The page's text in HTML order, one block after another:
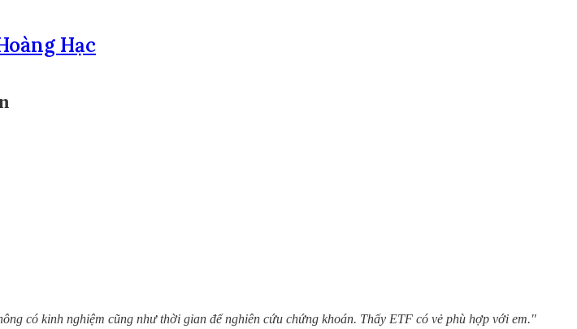
Hạc
có kinh nghiệm cũng như thời gian để nghiên cứu chứng khoán. Thấy ETF có vẻ phù hợp với em."